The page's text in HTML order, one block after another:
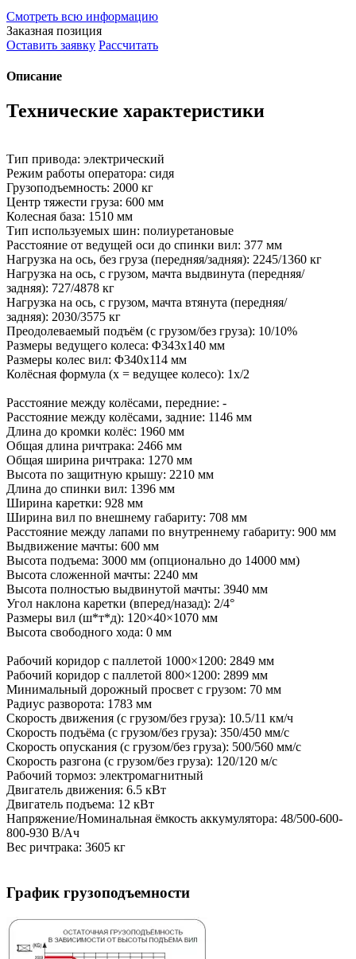
Смотреть всю информацию
Заказная позиция
Оставить заявку Рассчитать
Описание
Технические характеристики
Тип привода: электрический
Режим работы оператора: сидя
Грузоподъемность: 2000 кг
Центр тяжести груза: 600 мм
Колесная база: 1510 мм
Тип используемых шин: полиуретановые
Расстояние от ведущей оси до спинки вил: 377 мм
Нагрузка на ось, без груза (передняя/задняя): 2245/1360 кг
Нагрузка на ось, с грузом, мачта выдвинута (передняя/
задняя): 727/4878 кг
Нагрузка на ось, с грузом, мачта втянута (передняя/
задняя): 2030/3575 кг
Преодолеваемый подъём (с грузом/без груза): 10/10%
Размеры ведущего колеса: Φ343x140 мм
Размеры колес вил: Φ340x114 мм
Колёсная формула (x = ведущее колесо): 1x/2
Расстояние между колёсами, передние: -
Расстояние между колёсами, задние: 1146 мм
Длина до кромки колёс: 1960 мм
Общая длина ричтрака: 2466 мм
Общая ширина ричтрака: 1270 мм
Высота по защитную крышу: 2210 мм
Длина до спинки вил: 1396 мм
Ширина каретки: 928 мм
Ширина вил по внешнему габариту: 708 мм
Расстояние между лапами по внутреннему габариту: 900 мм
Выдвижение мачты: 600 мм
Высота подъема: 3000 мм (опционально до 14000 мм)
Высота сложенной мачты: 2240 мм
Высота полностью выдвинутой мачты: 3940 мм
Угол наклона каретки (вперед/назад): 2/4°
Размеры вил (ш*т*д): 120×40×1070 мм
Высота свободного хода: 0 мм
Рабочий коридор с паллетой 1000×1200: 2849 мм
Рабочий коридор с паллетой 800×1200: 2899 мм
Минимальный дорожный просвет с грузом: 70 мм
Радиус разворота: 1783 мм
Скорость движения (с грузом/без груза): 10.5/11 км/ч
Скорость подъёма (с грузом/без груза): 350/450 мм/с
Скорость опускания (с грузом/без груза): 500/560 мм/с
Скорость разгона (с грузом/без груза): 120/120 м/с
Рабочий тормоз: электромагнитный
Двигатель движения: 6.5 кВт
Двигатель подъема: 12 кВт
Напряжение/Номинальная ёмкость аккумулятора: 48/500-600-
800-930 В/Ач
Вес ричтрака: 3605 кг
График грузоподъемности